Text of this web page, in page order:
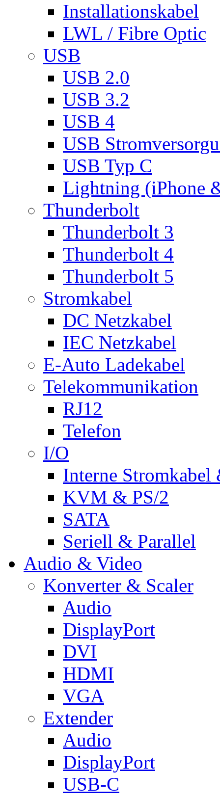
Installationskabel
LWL / Fibre Optic
USB
USB 2.0
USB 3.2
USB 4
USB
USB Typ C
Lightning (iPhone
Thunderbolt
Thunderbolt 3
Thunderbolt 4
Thunderbolt 5
Stromkabel
DC Netzkabel
IEC Netzkabel
E-Auto Ladekabel
Telekommunikation
RJ12
Telefon
I/O
Interne Stromkabel
KVM & PS/2
SATA
Seriell & Parallel
Audio & Video
Konverter & Scaler
Audio
DisplayPort
DVI
HDMI
VGA
Extender
Audio
DisplayPort
USB-C